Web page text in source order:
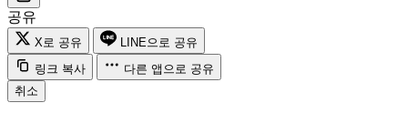
공유
X로 공유
LINE으로 공유
링크 복사
다른 앱으로 공유
취소